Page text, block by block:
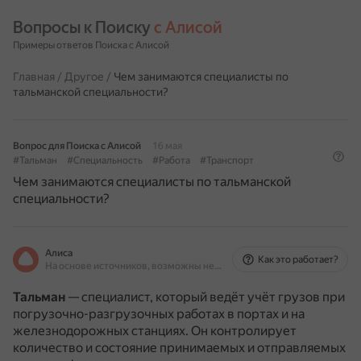
Вопросы к Поиску с Алисой
Примеры ответов Поиска с Алисой
Главная / Другое / Чем занимаются специалисты по
тальманской специальности?
Вопрос для Поиска с Алисой
16 мая
#Тальман
#Специальность #Работа #Транспорт
Чем занимаются специалисты по тальманской
специальности?
Алиса
На основе источников, возможны неточности
Как это работает?
Тальман — специалист, который ведёт учёт грузов при
погрузочно-разгрузочных работах в портах и на
железнодорожных станциях. Он контролирует
количество и состояние принимаемых и отправляемых